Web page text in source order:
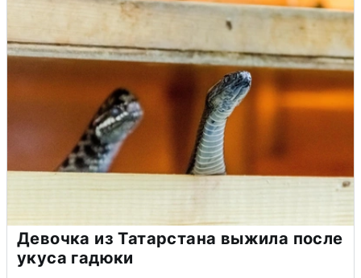
Девочка из Татарстана выжила после
укуса гадюки